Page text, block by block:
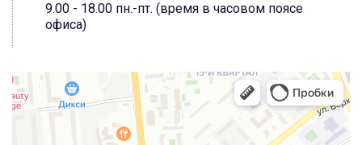
9.00 - 18.00 пн.-пт. (время в часовом поясе
офиса)